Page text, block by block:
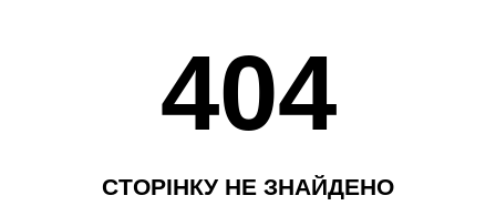
404
СТОРІНКУ НЕ ЗНАЙДЕНО